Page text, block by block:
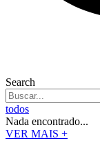
Search
todos
Nada encontrado...
VER MAIS +